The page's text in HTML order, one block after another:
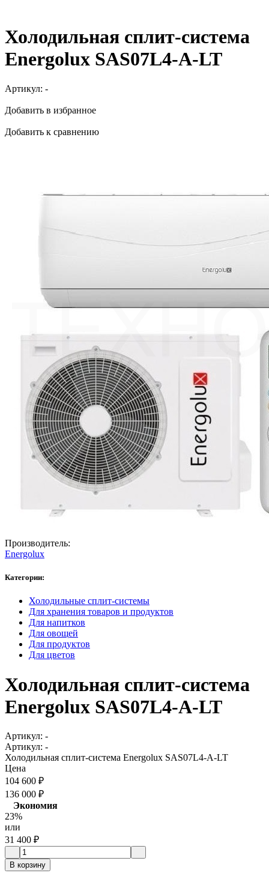
Холодильная сплит-система
Energolux SAS07L4-A-LT
Артикул: -
Добавить в избранное
Добавить к сравнению
Производитель:
Energolux
Категории:
Холодильные сплит-системы
Для хранения товаров и продуктов
Для напитков
Для овощей
Для продуктов
Для цветов
Холодильная сплит-система
Energolux SAS07L4-A-LT
Артикул: -
Артикул: -
Холодильная сплит-система Energolux SAS07L4-A-LT
Цена
104 600 ₽
136 000 ₽
Экономия
23%
или
31 400 ₽
В корзину